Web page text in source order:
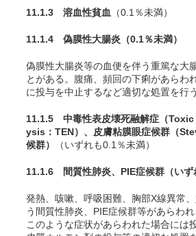
11.1.3 溶血性貧血 （0.1％未満）
11.1.4 偽膜性大腸炎 （0.1％未満）
偽膜性大腸炎等の血便を伴う重篤な大
とがある。腹痛、頻回の下痢があらわ
に投与を中止するなど適切な処置を行
11.1.5 中毒性表皮壊死融解症（
ysis：TEN）、皮膚粘膜眼症候群（
候群）
（いずれも0.1％未満）
11.1.6 間質性肺炎、PIE症候群 （い
発熱、咳嗽、呼吸困難、胸部X線異常
う間質性肺炎、PIE症候群等があらわれ
このような症状があらわれた場合には